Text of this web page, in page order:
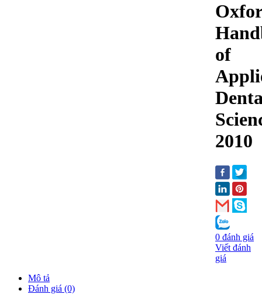
of
2010
0 đánh giá
Viết đánh
giá
Mô tả
Đánh giá (0)